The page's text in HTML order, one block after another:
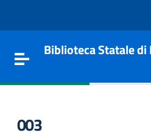
Toggle navigation
Biblioteca Statale
003